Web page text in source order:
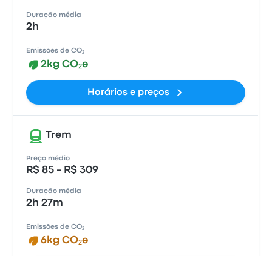
Duração média
2h
Emissões de CO₂
2kg CO₂e
Horários e preços
Trem
Preço médio
R$ 85 - R$ 309
Duração média
2h 27m
Emissões de CO₂
6kg CO₂e